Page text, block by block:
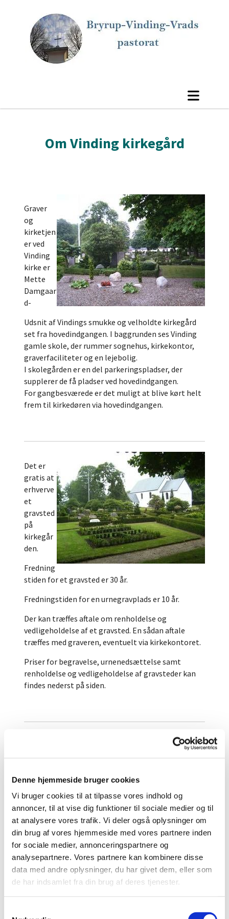
Denne hjemmeside bruger cookies
Vi bruger cookies til at tilpasse vores indhold og
annoncer, til at vise dig funktioner til sociale medier og til
at analysere vores trafik. Vi deler også oplysninger om
din brug af vores hjemmeside med vores partnere inden
for sociale medier, annonceringspartnere og
analysepartnere. Vores partnere kan kombinere disse
data med andre oplysninger, du har givet dem, eller som
de har indsamlet fra din brug af deres tjenester.
Om Vinding kirkegård
Graver
og
kirketjen
er ved
Vinding
kirke er
Mette
Damgaar
d-
Udsnit af Vindings smukke og velholdte kirkegård
set fra hovedindgangen. I baggrunden ses Vinding
gamle skole, der rummer sognehus, kirkekontor,
graverfaciliteter og en lejebolig.
I skolegården er en del parkeringspladser, der
supplerer de få pladser ved hovedindgangen.
For gangbesværede er det muligt at blive kørt helt
frem til kirkedøren via hovedindgangen.
Det er
gratis at
erhverve
et
gravsted
på
kirkegår
den.
Fredning
stiden for et gravsted er 30 år.
Fredningstiden for en urnegravplads er 10 år.
Der kan træffes aftale om renholdelse og
vedligeholdelse af et gravsted. En sådan aftale
træffes med graveren, eventuelt via kirkekontoret.
Priser for begravelse, urnenedsættelse samt
renholdelse og vedligeholdelse af gravsteder kan
findes nederst på siden.
dens
veje og
stier er
grusbela
gte. Det
er i 2008
beslutte
t at arbejde på forbedring af adgangsvejene,
således at de bliver mere egnede for
gangbesværede personer.
I baggrunden ses den gamle del af